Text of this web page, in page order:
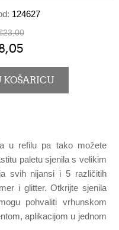
124627
u refilu pa tako možete
paletu sjenila s velikim
svih nijansi i 5 različitih
i glitter. Otkrijte sjenila
pohvaliti vrhunskom
aplikacijom u jednom